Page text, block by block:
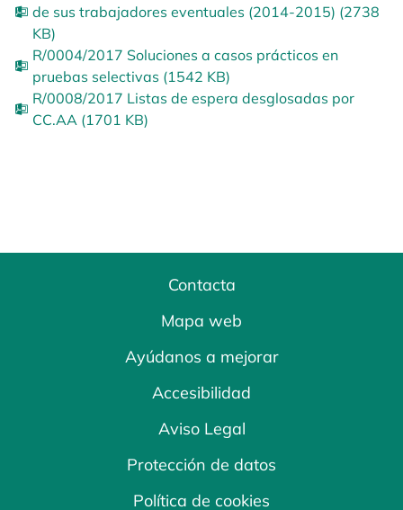
de sus trabajadores eventuales (2014-2015) (2738
KB)
R/0004/2017 Soluciones a casos prácticos en
pruebas selectivas (1542 KB)
R/0008/2017 Listas de espera desglosadas por
CC.AA (1701 KB)
Contacta
Mapa web
Ayúdanos a mejorar
Accesibilidad
Aviso Legal
Protección de datos
Política de cookies